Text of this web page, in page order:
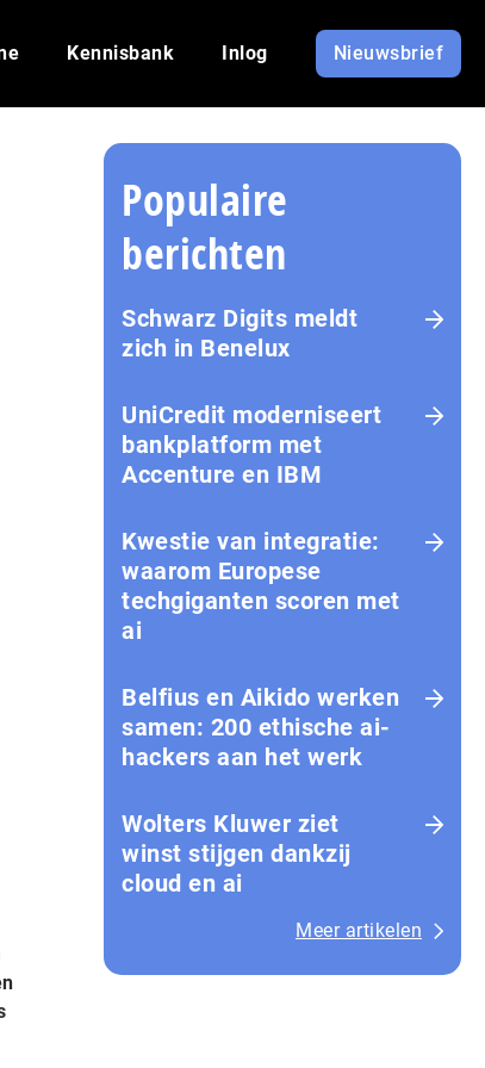
Kennisbank Inlog Nieuwsbrief
Populaire
berichten
Schwarz Digits meldt
zich in Benelux
UniCredit moderniseert
bankplatform met
Accenture en IBM
Kwestie van integratie:
waarom Europese
techgiganten scoren met
ai
Belfius en Aikido werken
samen: 200 ethische ai-
hackers aan het werk
Wolters Kluwer ziet
winst stijgen dankzij
cloud en ai
Meer artikelen